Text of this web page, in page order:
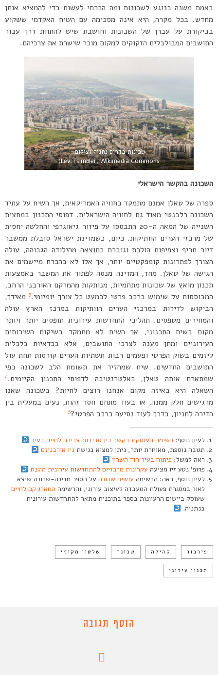
באמת משנה בנוגע לשכונות ומה הכרחי לעשות כדי להמציא אותן
מחדש. בכל מקרה, היא אינה מסכימה עם השיח האקדמי ששקוע
בביקורת על עברן של השכונות וחושבת שיש להתוות דרך עבור
התושבים המבולבלים הזקוקים למקום מוכר שישרת את צרכיהם.
שכונות בדרום נתניה (צילום:
Lev.Tsimbler, Wikimedia Commons)
השכונה בהקשר הישראלי
ספרה של טאלן אמנם מתמקד בחוויה האמריקאית, אך השיח על עתיד
השכונה רלבנטי מאוד גם לחוויה הישראלית. דפוסי התכנון במחצית
השנייה של המאה ה-20 התבססו על פיזור גיאוגרפי והחלשה יחסית
של מרכזי הערים הוותיקות. כיום, כשמדינת ישראל סובלת ממשבר
דיור חריף וצפיפות הולכת וגוברת כתוצאה מהילודה הגבוהה, עולה
הצורך לפתרונות קומפקטיים יותר, אך אלו לא בהכרח מיישמים את
הגישה של טאלן. מחד, המדינה מנסה לפתור את המשבר באמצעות
תכנון מואץ של שכונות מתחמיות, מנותקות מהמרקם האורבני הרחב,
המבוססות על שימוש ברכב פרטי לכמעט כל צורך יומיומי.3מאידך,
הביקוש לדירות במרכזי הערים הוותיקות במרכז הארץ עולה
והמחירים מטפסים. תהליכי התחדשות עירונית תופסים יותר ויותר
מקום בשיח התכנוני, אך השיח לא מתמקד בשיקום השירותים
העירוניים ומתן מענה לצרכי התושבים, אלא בכדאיות כלכלית
ליזמים בשוק הפרטי ופעמים רבות תשתיות הערים קורסות תחת עול
התושבים החדשים. שיח שמחזיר את תשומת הלב לשכונה כפי
שמתארת אותה טאלן, כאלטרנטיבה לדפוסי התכנון הקיימים.4
השאלה היא באיזה מקום אנחנו רוצים לחיות? בשכונה שאנו
מרגישים חלק ממנה, או בעוד מתחם חסר זהות, נעים במעלית בין
הדירה לחניון, בדרך לעוד נסיעה ברכב הפרטי?5
לעיון נוסף: רשימה העוסקת בקשר בין סביבות צריכה לחיים בעיר
תגובה נוספת, מאוחרת יותר, ניתן למצוא בגישתניו אורבניזם
ראה למשל: פיתוח בעיר הוד השרון
פרופ’ נטע זיו מציעה עקרונות מרכזיים להתחדשות עירונית הוגנת
לעיון נוסף, ראה: הרשימה עושים שכונה על הספר מדינה-שכונה שיצא
לאור במסגרת פעולת המעבדה לעיצוב עירוני, והרשימה המארג קם לחיים
שעוסק ביישום הרעיונות בספר בתוכנית מתאר להתחדשות עירונית
בנתניה.
פירבור קהילה שכונה שלטון מקומי
תכנון עירוני
הוסף תגובה